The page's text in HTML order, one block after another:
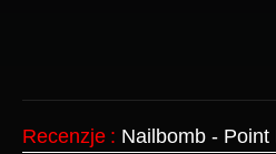
Recenzje : Nailbomb - Point